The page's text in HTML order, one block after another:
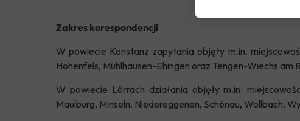
Zakres korespondencji
W powiecie Konstanz zapytania objęły m.in.
Hohenfels, Mühlhausen-Ehingen oraz Tengen-Wiechs am
W powiecie Lörrach działania objęły m.in.
Maulburg, Minseln, Niedereggenen, Schönau, Wollbach,